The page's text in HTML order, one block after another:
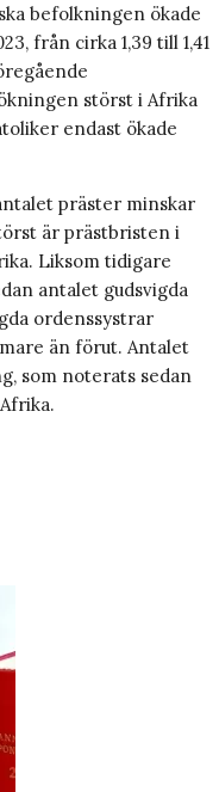
befolkningen ökade
från cirka 1,39 till 1,41
störst i Afrika
endast ökade
präster minskar
är prästbristen i
Liksom tidigare
antalet gudsvigda
ordenssystrar
än förut. Antalet
som noterats sedan